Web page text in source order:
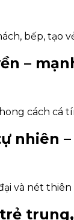
bếp, tạo
–
cách cá
nhiên
và nét thiên
trẻ